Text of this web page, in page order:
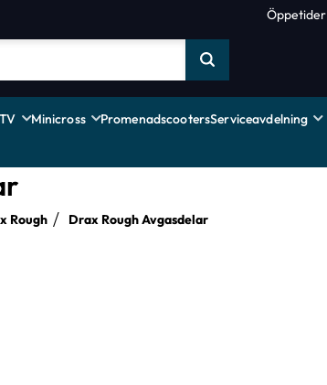
Öppetider
Minicross PromenadscootersServiceavdelning
Rough Drax Rough Avgasdelar